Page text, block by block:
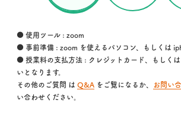
● 使用ツール : zoom
● 事前準備 : zoom を使えるパソコン、もしくは
● 授業料の支払方法 : クレジットカード、もしく
いとなります。
その他のご質問 はQ&A をご覧になるか、 お問い
い合わせください。